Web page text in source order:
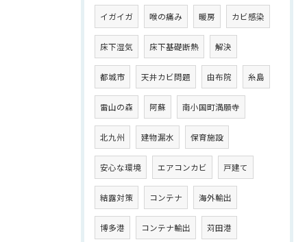
イガイガ 喉の痛み 暖房 カビ感染
床下湿気 床下基礎断熱 解決
都城市 天井カビ問題 由布院 糸島
雷山の森 阿蘇 南小国町満願寺
北九州 建物漏水 保育施設
安心な環境 エアコンカビ 戸建て
結露対策 コンテナ 海外輸出
博多港 コンテナ輸出 苅田港